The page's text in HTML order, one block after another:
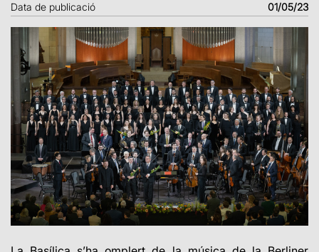
Data de publicació 01/05/23